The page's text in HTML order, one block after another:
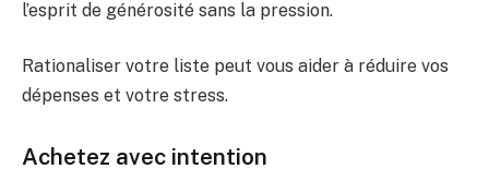
l’esprit de générosité sans la pression.
Rationaliser votre liste peut vous aider à réduire vos
dépenses et votre stress.
Achetez avec intention